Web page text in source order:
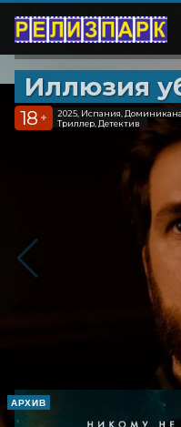
Иллюзия
18 +
2025, Испания, Доминикана
Триллер, Детектив
АРХИВ